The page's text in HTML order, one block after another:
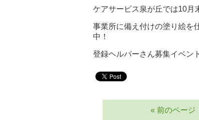
ケアサービス泉が丘では10月
事業所に備え付けの塗り絵を
中！
登録ヘルパーさん募集イベン
« 前のページ